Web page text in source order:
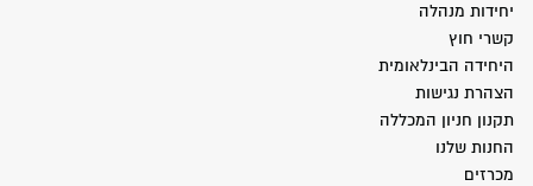
יחידות מנהלה
קשרי חוץ
היחידה הבינלאומית
הצהרת נגישות
תקנון חניון המכללה
החנות שלנו
מכרזים